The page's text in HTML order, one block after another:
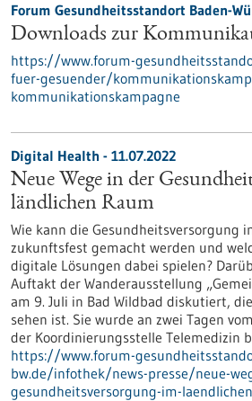
Forum Gesundheitsstandort Baden-
Downloads zur
https://www.forum-
fuer-gesuender/
kommunikationskampagne
Digital Health - 11.07.2022
Neue Wege in der
ländlichen Raum
Wie kann die Gesundheitsversorgung
zukunftsfest gemacht werden und
digitale Lösungen dabei spielen?
Auftakt der Wanderausstellung
am 9. Juli in Bad Wildbad diskutiert,
sehen ist. Sie wurde an zwei Tagen
der Koordinierungsstelle Telemedizin
https://www.forum-
bw.de/infothek/news-presse/neue-
gesundheitsversorgung-im-